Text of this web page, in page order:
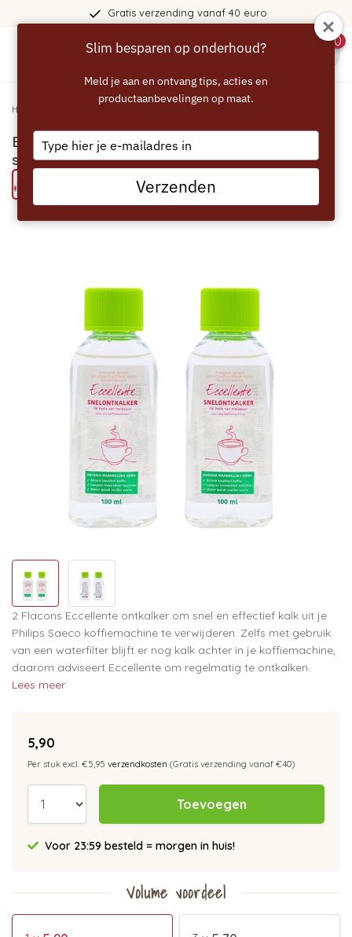
Gratis verzending vanaf 40 euro
0
Home
ECCELLENTE Ontkalker voor Philips Saeco - 2
stuks
Probeer eens een ECCELLENTE product
2 Flacons Eccellente ontkalker om snel en effectief kalk uit je
Philips Saeco koffiemachine te verwijderen. Zelfs met gebruik
van een waterfilter blijft er nog kalk achter in je koffiemachine,
daarom adviseert Eccellente om regelmatig te ontkalken.
Lees meer
5,90
Per stuk excl. €5,95 verzendkosten (Gratis verzending vanaf €40)
Toevoegen
Voor 23:59 besteld = morgen in huis!
Volume voordeel
Slim besparen op onderhoud?
Meld je aan en ontvang tips, acties en
productaanbevelingen op maat.
Type
your
email
Verzenden